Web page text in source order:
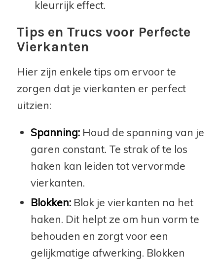
kleurrijk effect.
Tips en Trucs voor Perfecte
Vierkanten
Hier zijn enkele tips om ervoor te
zorgen dat je vierkanten er perfect
uitzien:
Spanning:Houd de spanning van je
garen constant. Te strak of te los
haken kan leiden tot vervormde
vierkanten.
Blokken:Blok je vierkanten na het
haken. Dit helpt ze om hun vorm te
behouden en zorgt voor een
gelijkmatige afwerking. Blokken